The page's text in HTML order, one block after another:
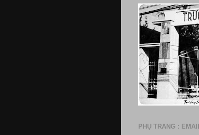
PHỤ TRANG :